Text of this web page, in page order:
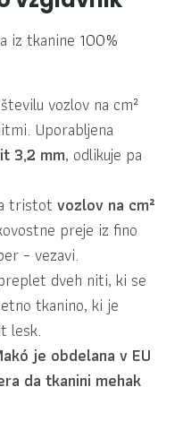
iz tkanine 100%
vozlov na cm²
Uporabljena
3,2 mm, odlikuje pa
tristot vozlov na cm²
preje iz fino
– vezavi.
dveh niti, ki se
tkanino, ki je
lesk.
je obdelana v EU
da tkanini mehak